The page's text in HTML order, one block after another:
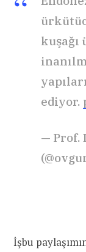
ediyor.
— Prof.
İşbu